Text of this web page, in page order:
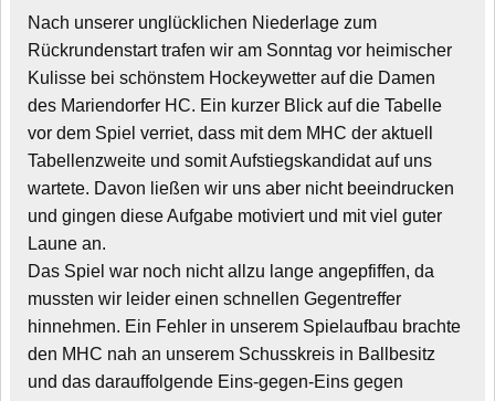
Nach unserer unglücklichen Niederlage zum
Rückrundenstart trafen wir am Sonntag vor heimischer
Kulisse bei schönstem Hockeywetter auf die Damen
des Mariendorfer HC. Ein kurzer Blick auf die Tabelle
vor dem Spiel verriet, dass mit dem MHC der aktuell
Tabellenzweite und somit Aufstiegskandidat auf uns
wartete. Davon ließen wir uns aber nicht beeindrucken
und gingen diese Aufgabe motiviert und mit viel guter
Laune an.
Das Spiel war noch nicht allzu lange angepfiffen, da
mussten wir leider einen schnellen Gegentreffer
hinnehmen. Ein Fehler in unserem Spielaufbau brachte
den MHC nah an unserem Schusskreis in Ballbesitz
und das darauffolgende Eins-gegen-Eins gegen